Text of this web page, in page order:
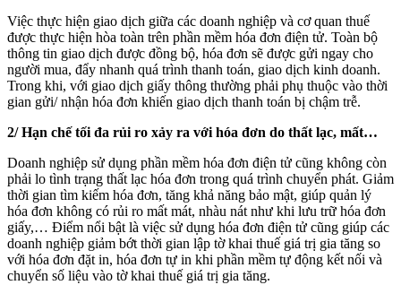
Việc thực hiện giao dịch giữa các doanh nghiệp và cơ quan thuế
được thực hiện hòa toàn trên phần mềm hóa đơn điện tử. Toàn bộ
thông tin giao dịch được đồng bộ, hóa đơn sẽ được gửi ngay cho
người mua, đẩy nhanh quá trình thanh toán, giao dịch kinh doanh.
Trong khi, với giao dịch giấy thông thường phải phụ thuộc vào thời
gian gửi/ nhận hóa đơn khiến giao dịch thanh toán bị chậm trễ.
2/ Hạn chế tối đa rủi ro xảy ra với hóa đơn do thất lạc, mất…
Doanh nghiệp sử dụng phần mềm hóa đơn điện tử cũng không còn
phải lo tình trạng thất lạc hóa đơn trong quá trình chuyển phát. Giảm
thời gian tìm kiếm hóa đơn, tăng khả năng bảo mật, giúp quản lý
hóa đơn không có rủi ro mất mát, nhàu nát như khi lưu trữ hóa đơn
giấy,… Điểm nổi bật là việc sử dụng hóa đơn điện tử cũng giúp các
doanh nghiệp giảm bớt thời gian lập tờ khai thuế giá trị gia tăng so
với hóa đơn đặt in, hóa đơn tự in khi phần mềm tự động kết nối và
chuyển số liệu vào tờ khai thuế giá trị gia tăng.